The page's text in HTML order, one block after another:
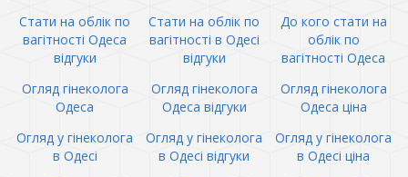
Стати на облік по
вагітності Одеса
відгуки
Стати на облік по
вагітності в Одесі
відгуки
До кого стати на
облік по
вагітності Одеса
Огляд гінеколога
Одеса
Огляд гінеколога
Одеса відгуки
Огляд гінеколога
Одеса ціна
Огляд у гінеколога
в Одесі
Огляд у гінеколога
в Одесі відгуки
Огляд у гінеколога
в Одесі ціна